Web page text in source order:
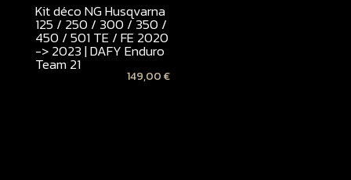
Kit déco NG Husqvarna
125 / 250 / 300 / 350 /
450 / 501 TE / FE 2020
-> 2023 | DAFY Enduro
Team 21
149,00€